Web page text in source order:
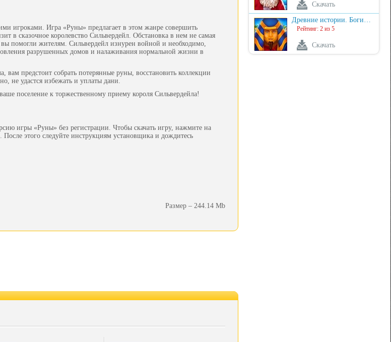
игроками. Игра «Руны» предлагает в этом жанре совершить
в сказочное королевство Сильвердейл. Обстановка в нем не самая
помогли жителям. Сильвердейл изнурен войной и необходимо,
разрушенных домов и налаживания нормальной жизни в
вам предстоит собрать потерянные руны, восстановить коллекции
не удастся избежать и уплаты дани.
поселение к торжественному приему короля Сильвердейла!
игры «Руны» без регистрации. Чтобы скачать игру, нажмите на
этого следуйте инструкциям установщика и дождитесь
Размер – 244.14 Mb
Скачать
Древние истории. Боги…
Рейтинг: 2 из 5
Скачать